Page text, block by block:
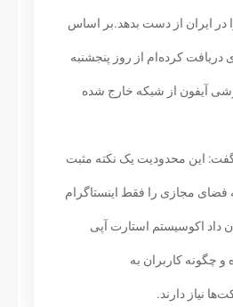
ایران از دست بدهد.بر اساس
دریافت کرده‌ام از روز پنجشنبه
آیفون از شبکه خارج شده‌
این محدودیت یک نکته مثبت
مجازی را فقط اینستاگرام
داد اکوسیستم استارت آپی
چگونه کاربران به
نیاز دارند.